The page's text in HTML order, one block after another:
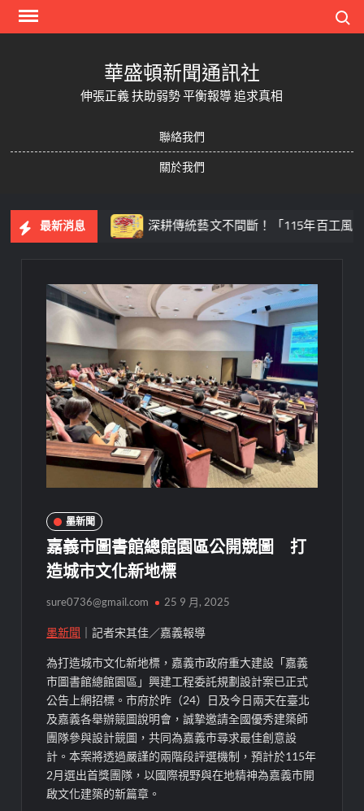
Skip
華盛頓新聞通訊社
伸張正義 扶助弱勢 平衡報導 追求真相
聯絡我們
關於我們
最新消息
無人機足球 深耕傳統藝文不間斷！「115年百工風華
墨新聞
嘉義市圖書館總館園區公開競圖 打
造城市文化新地標
sure0736@gmail.com 25 9 月, 2025
墨新聞 ｜記者宋其佳／嘉義報導
為打造城市文化新地標，嘉義市政府重大建設「嘉義
市圖書館總館園區」興建工程委託規劃設計案已正式
公告上網招標。市府於昨（24）日及今日兩天在臺北
及嘉義各舉辦競圖說明會，誠摯邀請全國優秀建築師
團隊參與設計競圖，共同為嘉義市尋求最佳創意設
計。本案將透過嚴謹的兩階段評選機制，預計於115年
2月選出首獎團隊，以國際視野與在地精神為嘉義市開
啟文化建築的新篇章。